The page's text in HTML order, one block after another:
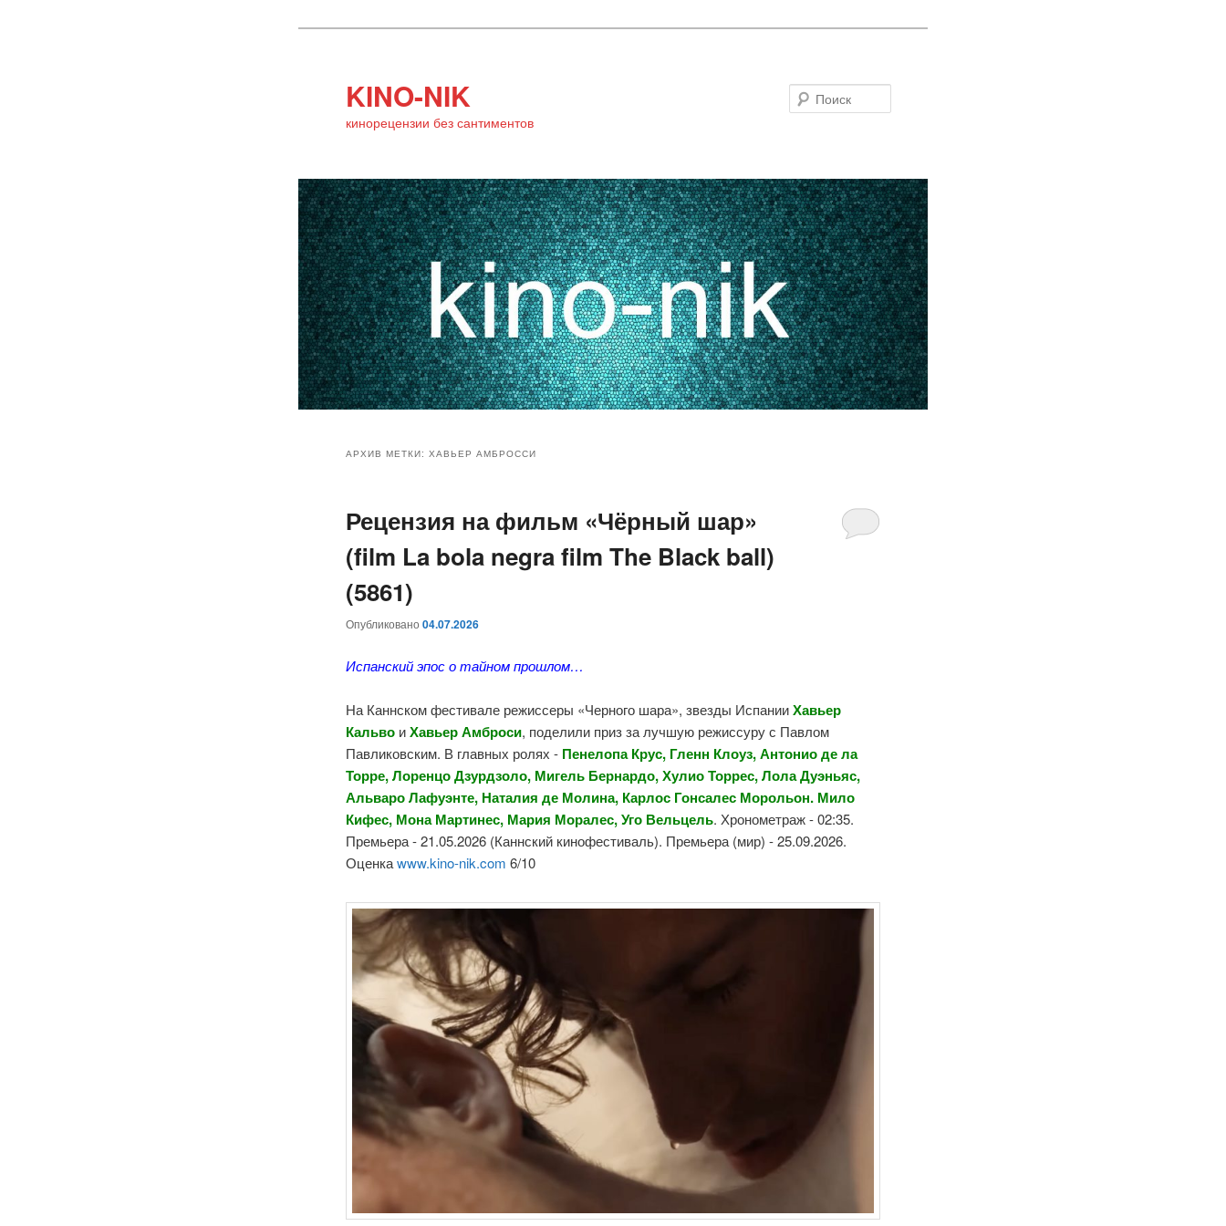
KINO-NIK
кинорецензии без сантиментов
основному
содержимому
дополнительному
содержимому
АРХИВ МЕТКИ:ХАВЬЕР АМБРОССИ
Рецензия на фильм «Чёрный шар»
(film La bola negra film The Black ball)
(5861)
Опубликовано04.07.2026
Испанский эпос о тайном прошлом…
На Каннском фестивале режиссеры «Черного шара», звезды ИспанииХавьер
Кальво иХавьер Амброси, поделили приз за лучшую режиссуру с Павлом
Павликовским. В главных ролях - Пенелопа Крус, Гленн Клоуз, Антонио де ла
Торре, Лоренцо Дзурдзоло, Мигель Бернардо, Хулио Торрес, Лола Дуэньяс,
Альваро Лафуэнте, Наталия де Молина, Карлос Гонсалес Морольон. Мило
Кифес, Мона Мартинес, Мария Моралес, Уго Вельцель. Хронометраж - 02:35.
Премьера - 21.05.2026 (Каннский кинофестиваль). Премьера (мир) - 25.09.2026.
Оценкаwww.kino-nik.com 6/10